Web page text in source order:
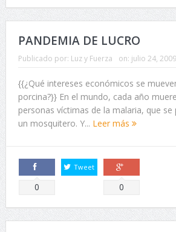
PANDEMIA DE LUCRO
Publicado por: Luz y Fuerza on: julio 24, 2009
{{¿Qué intereses económicos se
porcina?}} En el mundo, cada año
personas víctimas de la malaria, que
un mosquitero. Y... Leer más
Comparte
0
Tweet
Comparte
0